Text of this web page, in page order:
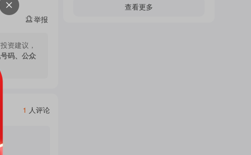
题
热
举报
资建议，
码、公众
1 人评论
查看更多